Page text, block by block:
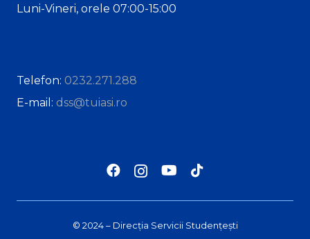
Luni-Vineri, orele 07:00-15:00
Telefon: 0232.271.288
E-mail: dss@tuiasi.ro
© 2024 – Direcția Servicii Studențești